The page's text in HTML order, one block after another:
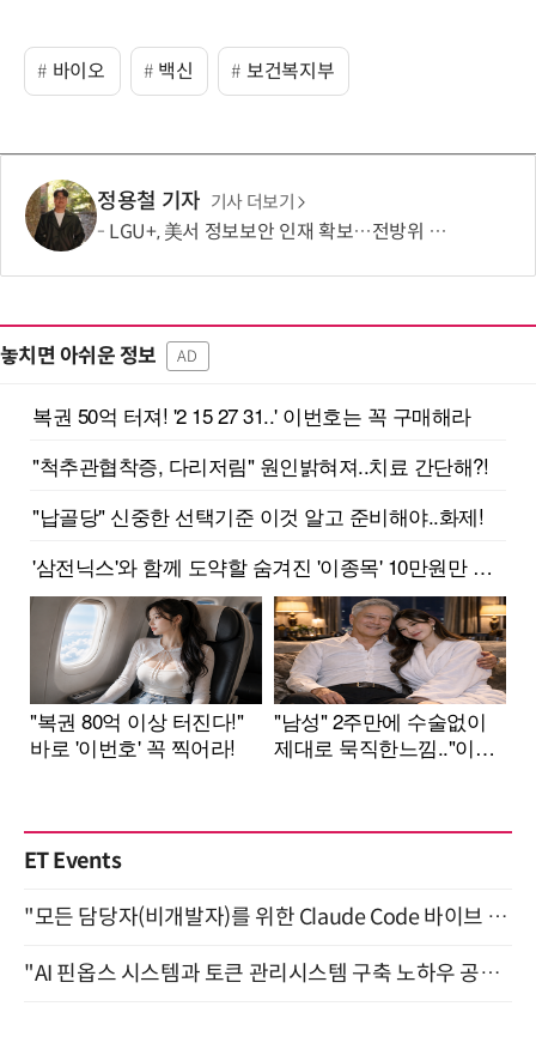
바이오 백신 보건복지부
정용철 기자 기사 더보기
LGU+, 美서 정보보안 인재 확보…전방위 역량 강화 총력
놓치면 아쉬운 정보 AD
ET Events
"모든 담당자(비개발자)를 위한 Claude Code 바이브 코딩 2-day 부트캠프" 9월 16~17일 개최
"AI 핀옵스 시스템과 토큰 관리시스템 구축 노하우 공개" 잠실 한국광고문화회관 2층 대회의실 (8/21)